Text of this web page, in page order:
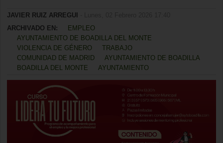
JAVIER RUIZ ARREGUI
ARCHIVADO EN:
EMPLEO
AYUNTAMIENTO DE BOADILLA DEL MONTE
VIOLENCIA DE GÉNERO
TRABAJO
COMUNIDAD DE MADRID
AYUNTAMIENTO DE BOADILLA
BOADILLA DEL MONTE
AYUNTAMIENTO